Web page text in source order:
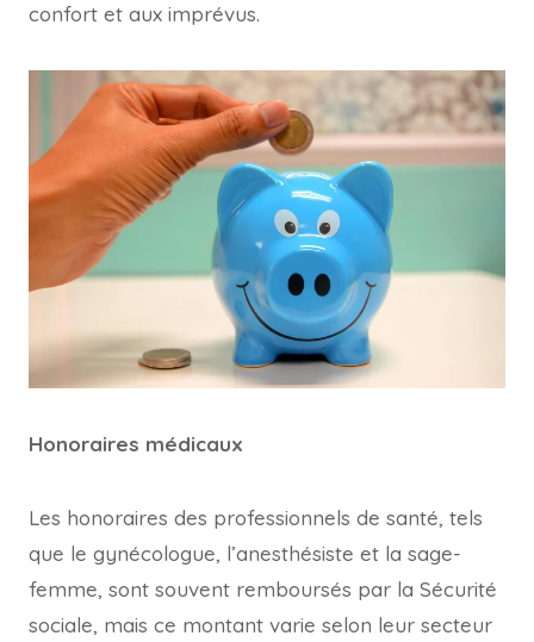
confort et aux imprévus.
Honoraires médicaux
Les honoraires des professionnels de santé, tels
que le gynécologue, l’anesthésiste et la sage-
femme, sont souvent remboursés par la Sécurité
sociale, mais ce montant varie selon leur secteur